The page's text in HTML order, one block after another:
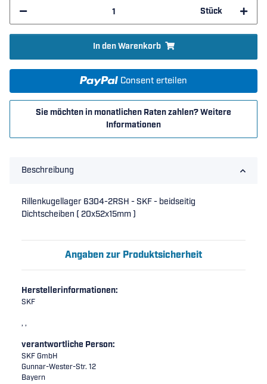
Stück
In den Warenkorb
Consent erteilen
Sie möchten in monatlichen Raten zahlen?Weitere
Informationen
Beschreibung
Rillenkugellager 6304-2RSH - SKF - beidseitig
Dichtscheiben ( 20x52x15mm )
Angaben zur Produktsicherheit
Herstellerinformationen:
SKF
, ,
verantwortliche Person:
SKF GmbH
Gunnar-Wester-Str. 12
Bayern